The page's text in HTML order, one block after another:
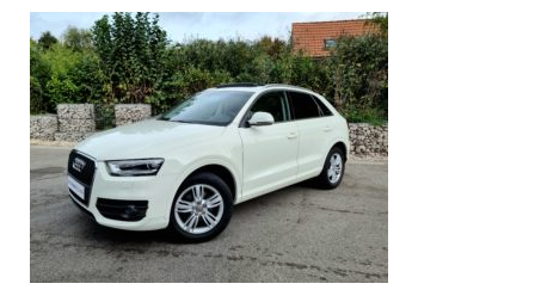
r
2
0
2
3
1
0
4
_
1
0
2